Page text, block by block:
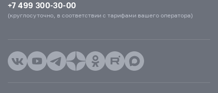
+7 499 300-30-00
(круглосуточно, в соответствии с тарифами вашего оператора)